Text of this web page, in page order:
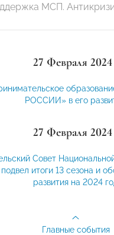
МСП.
27 Февраля 2024
РОССИИ» в его
27 Февраля 2024
Совет
итоги 13 сезона и
развития на 2024
Главные события